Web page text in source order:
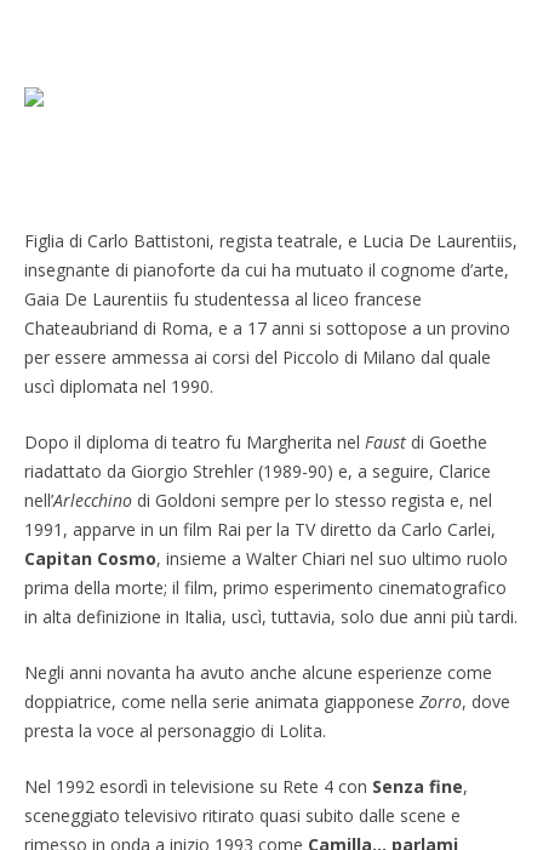
Figlia di Carlo Battistoni, regista teatrale, e Lucia De Laurentiis,
insegnante di pianoforte da cui ha mutuato il cognome d’arte,
Gaia De Laurentiis fu studentessa al liceo francese
Chateaubriand di Roma, e a 17 anni si sottopose a un provino
per essere ammessa ai corsi del Piccolo di Milano dal quale
uscì diplomata nel 1990.
Dopo il diploma di teatro fu Margherita nel Faustdi Goethe
riadattato da Giorgio Strehler (1989-90) e, a seguire, Clarice
nell’Arlecchinodi Goldoni sempre per lo stesso regista e, nel
1991, apparve in un film Rai per la TV diretto da Carlo Carlei,
Capitan Cosmo, insieme a Walter Chiari nel suo ultimo ruolo
prima della morte; il film, primo esperimento cinematografico
in alta definizione in Italia, uscì, tuttavia, solo due anni più tardi.
Negli anni novanta ha avuto anche alcune esperienze come
doppiatrice, come nella serie animata giapponese Zorro, dove
presta la voce al personaggio di Lolita.
Nel 1992 esordì in televisione su Rete 4 con Senza fine,
sceneggiato televisivo ritirato quasi subito dalle scene e
rimesso in onda a inizio 1993 come Camilla… parlami